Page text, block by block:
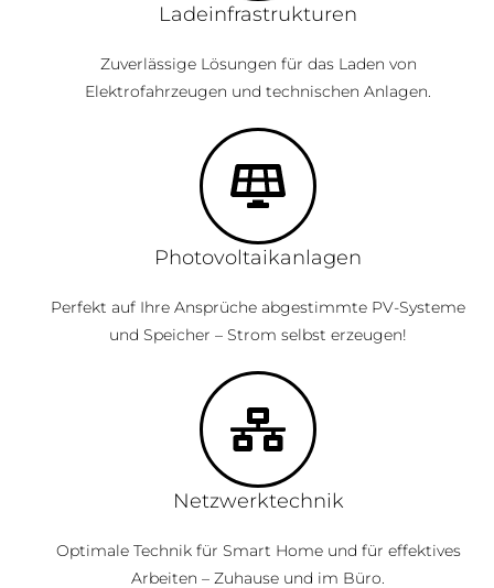
Ladeinfrastrukturen
Zuverlässige Lösungen für das Laden von
Elektrofahrzeugen und technischen Anlagen.
Photovoltaikanlagen
Perfekt auf Ihre Ansprüche abgestimmte PV-Systeme
und Speicher – Strom selbst erzeugen!
Netzwerktechnik
Optimale Technik für Smart Home und für effektives
Arbeiten – Zuhause und im Büro.